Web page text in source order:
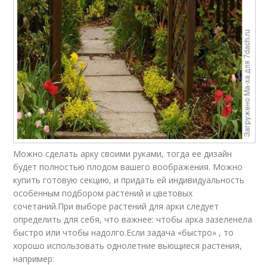
Можно сделать арку своими руками, тогда ее дизайн
будет полностью плодом вашего воображения. Можно
купить готовую секцию, и придать ей индивидуальность
особенным подбором растений и цветовых
сочетаний.При выборе растений для арки следует
определить для себя, что важнее: чтобы арка зазеленела
быстро или чтобы надолго.Если задача «быстро» , то
хорошо использовать однолетние вьющиеся растения,
например: